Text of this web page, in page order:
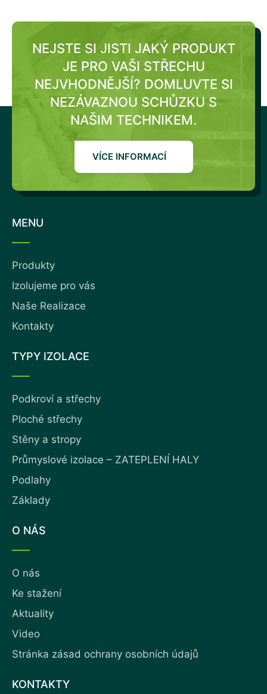
NEJSTE SI JISTI JAKÝ PRODUKT
JE PRO VAŠI STŘECHU
NEJVHODNĚJŠÍ? DOMLUVTE SI
NEZÁVAZNOU SCHŮZKU S
NAŠIM TECHNIKEM.
VÍCE INFORMACÍ
MENU
Produkty
Izolujeme pro vás
Naše Realizace
Kontakty
TYPY IZOLACE
Podkroví a střechy
Ploché střechy
Stěny a stropy
Průmyslové izolace – ZATEPLENÍ HALY
Podlahy
Základy
O NÁS
O nás
Ke stažení
Aktuality
Video
Stránka zásad ochrany osobních údajů
KONTAKTY